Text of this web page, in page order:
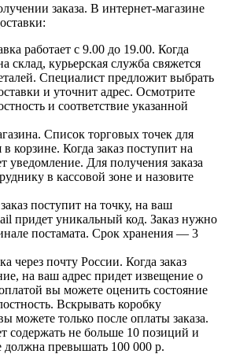
заказа. В интернет-магазине
работает с 9.00 до 19.00. Когда
склад, курьерская служба свяжется
Специалист предложит выбрать
и уточнит адрес. Осмотрите
и соответствие указанной
Список торговых точек для
корзине. Когда заказ поступит на
уведомление. Для получения заказа
в кассовой зоне и назовите
поступит на точку, на ваш
придет уникальный код. Заказ нужно
постамата. Срок хранения — 3
через почту России. Когда заказ
на ваш адрес придет извещение о
вы можете оценить состояние
Вскрывать коробку
можете только после оплаты заказа.
содержать не больше 10 позиций и
должна превышать 100 000 р.